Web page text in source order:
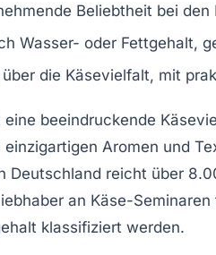
Beliebtheit bei
Wasser- oder Fettgehalt,
über die Käsevielfalt, mit
beeindruckende
Aromen und
Deutschland reicht über
an Käse-Seminaren
klassifiziert werden.